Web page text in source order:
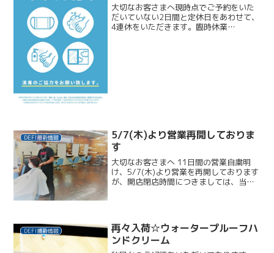
大切なお客さまへ現時点でご予約をいた
だいていない2日間と定休日をあわせて、
4連休をいただきます。臨時休業
DEFI最新情報
5/7(木)より営業再開しておりま
す
大切なお客さまへ 11日間の営業自粛明
け、5/7(木)より営業を再開しております
が、開店閉店時間につきましては、当日
ます皆さまには...
DEFI最新情報
再々入荷☆ウォータープルーフハ
ンドクリーム